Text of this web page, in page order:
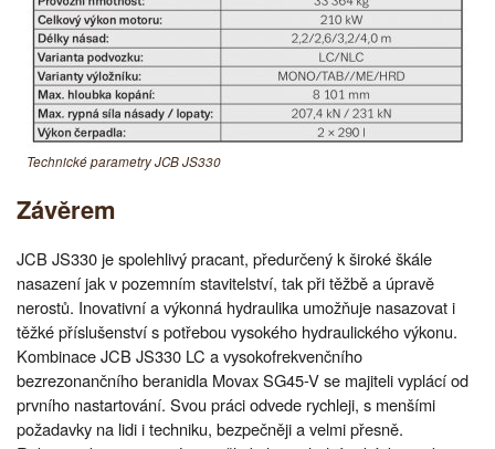
Technické parametry JCB JS330
Závěrem
JCB JS330 je spolehlivý pracant, předurčený k široké škále
nasazení jak v pozemním stavitelství, tak při těžbě a úpravě
nerostů. Inovativní a výkonná hydraulika umožňuje nasazovat i
těžké příslušenství s potřebou vysokého hydraulického výkonu.
Kombinace JCB JS330 LC a vysokofrekvenčního
bezrezonančního beranidla Movax SG45-V se majiteli vyplácí od
prvního nastartování. Svou práci odvede rychleji, s menšími
požadavky na lidi i techniku, bezpečněji a velmi přesně.